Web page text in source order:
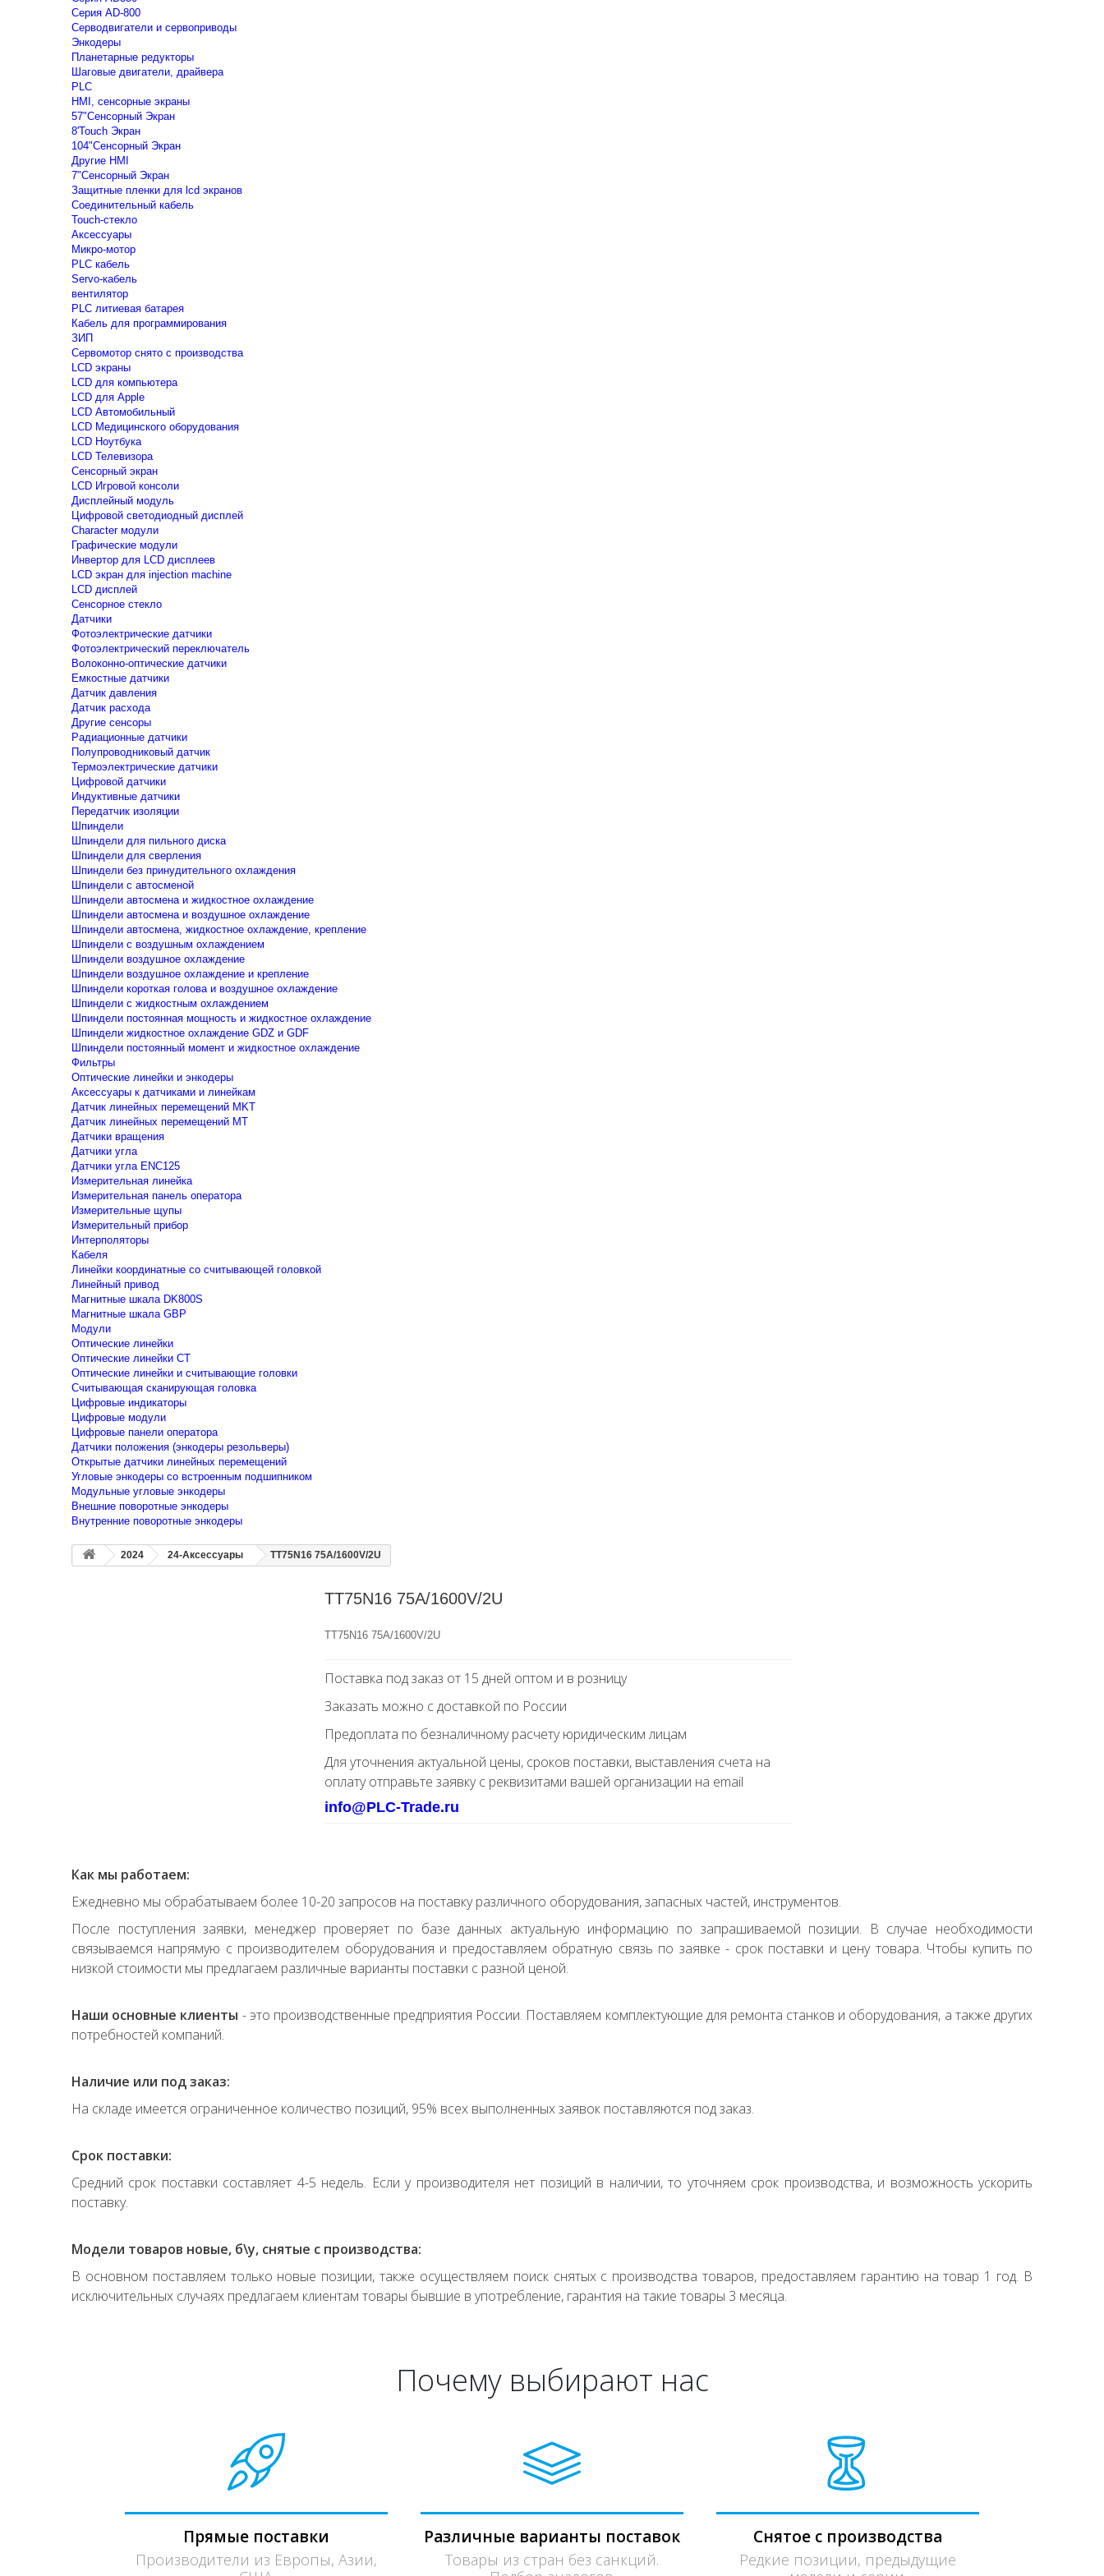
Серия AD-800
Серводвигатели и сервоприводы
Энкодеры
Планетарные редукторы
Шаговые двигатели, драйвера
PLC
HMI, сенсорные экраны
57"Сенсорный Экран
8'Touch Экран
104"Сенсорный Экран
Другие HMI
7"Сенсорный Экран
Защитные пленки для lcd экранов
Соединительный кабель
Touch-стекло
Аксессуары
Микро-мотор
PLC кабель
Servo-кабель
вентилятор
PLC литиевая батарея
Кабель для программирования
ЗИП
Сервомотор снято с производства
LCD экраны
LCD для компьютера
LCD для Apple
LCD Автомобильный
LCD Медицинского оборудования
LCD Ноутбука
LCD Телевизора
Сенсорный экран
LCD Игровой консоли
Дисплейный модуль
Цифровой светодиодный дисплей
Сharacter модули
Графические модули
Инвертор для LCD дисплеев
LCD экран для injection machine
LCD дисплей
Сенсорное стекло
Датчики
Фотоэлектрические датчики
Фотоэлектрический переключатель
Волоконно-оптические датчики
Емкостные датчики
Датчик давления
Датчик расхода
Другие сенсоры
Радиационные датчики
Полупроводниковый датчик
Термоэлектрические датчики
Цифровой датчики
Индуктивные датчики
Передатчик изоляции
Шпиндели
Шпиндели для пильного диска
Шпиндели для сверления
Шпиндели без принудительного охлаждения
Шпиндели с автосменой
Шпиндели автосмена и жидкостное охлаждение
Шпиндели автосмена и воздушное охлаждение
Шпиндели автосмена, жидкостное охлаждение, крепление
Шпиндели с воздушным охлаждением
Шпиндели воздушное охлаждение
Шпиндели воздушное охлаждение и крепление
Шпиндели короткая голова и воздушное охлаждение
Шпиндели с жидкостным охлаждением
Шпиндели постоянная мощность и жидкостное охлаждение
Шпиндели жидкостное охлаждение GDZ и GDF
Шпиндели постоянный момент и жидкостное охлаждение
Фильтры
Оптические линейки и энкодеры
Аксессуары к датчиками и линейкам
Датчик линейных перемещений MKT
Датчик линейных перемещений MT
Датчики вращения
Датчики угла
Датчики угла ENC125
Измерительная линейка
Измерительная панель оператора
Измерительные щупы
Измерительный прибор
Интерполяторы
Кабеля
Линейки координатные со считывающей головкой
Линейный привод
Магнитные шкала DK800S
Магнитные шкала GBP
Модули
Оптические линейки
Оптические линейки CT
Оптические линейки и считывающие головки
Считывающая сканирующая головка
Цифровые индикаторы
Цифровые модули
Цифровые панели оператора
Датчики положения (энкодеры резольверы)
Открытые датчики линейных перемещений
Угловые энкодеры со встроенным подшипником
Модульные угловые энкодеры
Внешние поворотные энкодеры
Внутренние поворотные энкодеры
2024 24-Аксессуары TT75N16 75A/1600V/2U
TT75N16 75A/1600V/2U
TT75N16 75A/1600V/2U
Поставка под заказ от 15 дней оптом и в розницу
Заказать можно с доставкой по России
Предоплата по безналичному расчету юридическим лицам
Для уточнения актуальной цены, сроков поставки, выставления счета на
оплату отправьте заявку с реквизитами вашей организации на email
info@PLC-Trade.ru
Как мы работаем:
Ежедневно мы обрабатываем более 10-20 запросов на поставку различного оборудования, запасных частей, инструментов.
После поступления заявки, менеджер проверяет по базе данных актуальную информацию по запрашиваемой позиции. В случае необходимости
связываемся напрямую с производителем оборудования и предоставляем обратную связь по заявке - срок поставки и цену товара. Чтобы купить по
низкой стоимости мы предлагаем различные варианты поставки с разной ценой.
Наши основные клиенты - это производственные предприятия России. Поставляем комплектующие для ремонта станков и оборудования, а также других
потребностей компаний.
Наличие или под заказ:
На складе имеется ограниченное количество позиций, 95% всех выполненных заявок поставляются под заказ.
Срок поставки:
Средний срок поставки составляет 4-5 недель. Если у производителя нет позиций в наличии, то уточняем срок производства, и возможность ускорить
поставку.
Модели товаров новые, б\у, снятые с производства:
В основном поставляем только новые позиции, также осуществляем поиск снятых с производства товаров, предоставляем гарантию на товар 1 год. В
исключительных случаях предлагаем клиентам товары бывшие в употребление, гарантия на такие товары 3 месяца.
Почему выбирают нас
Прямые поставки
Производители из Европы, Азии,
Различные варианты поставок
Товары из стран без санкций.
Снятое с производства
Редкие позиции, предыдущие